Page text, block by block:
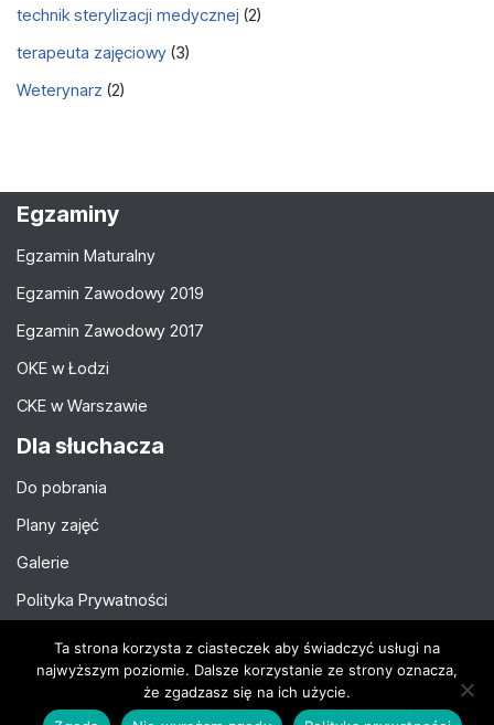
technik sterylizacji medycznej (2)
terapeuta zajęciowy (3)
Weterynarz (2)
Egzaminy
Egzamin Maturalny
Egzamin Zawodowy 2019
Egzamin Zawodowy 2017
OKE w Łodzi
CKE w Warszawie
Dla słuchacza
Do pobrania
Plany zajęć
Galerie
Polityka Prywatności
Rodo
{site_title} | M.Jarkiewicz | {current_year}
Ta strona korzysta z ciasteczek aby świadczyć usługi na
najwyższym poziomie. Dalsze korzystanie ze strony oznacza,
że zgadzasz się na ich użycie.